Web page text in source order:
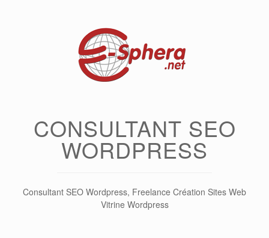
CONSULTANT SEO
WORDPRESS
Consultant SEO Wordpress, Freelance Création Sites Web
Vitrine Wordpress